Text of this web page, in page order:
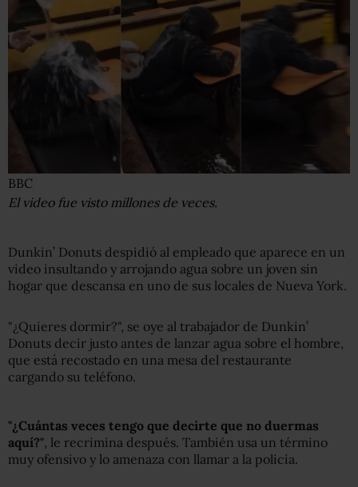
BBC
El video fue visto millones de veces.
Dunkin’ Donuts despidió al empleado que aparece en un
video insultando y arrojando agua sobre un joven sin
hogar que descansa en uno de sus locales de Nueva York.
"¿Quieres dormir?", se oye al trabajador de Dunkin’
Donuts decir justo antes de lanzar agua sobre el hombre,
que está recostado en una mesa del restaurante
cargando su teléfono.
"¿Cuántas veces tengo que decirte que no duermas
aquí?" , le recrimina después. También usa un término
muy ofensivo y lo amenaza con llamar a la policía.